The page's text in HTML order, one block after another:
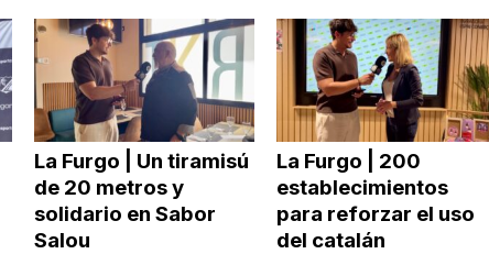
La Furgo | Un tiramisú
de 20 metros y
solidario en Sabor
Salou
La Furgo | 200
establecimientos
para reforzar el uso
del catalán